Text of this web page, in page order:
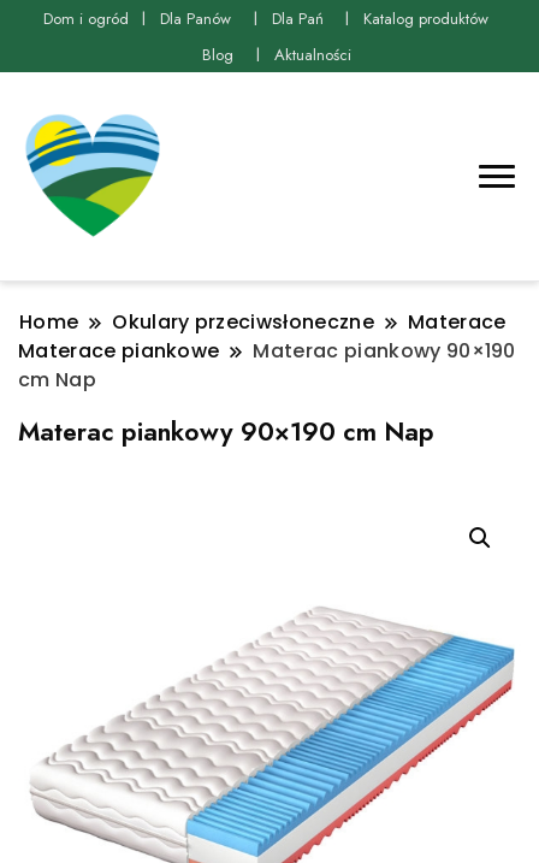
Dom i ogród Dla Panów Dla Pań
Katalog produktów
Blog
Aktualności
Home Okulary przeciwsłoneczne
Materace
Materace piankowe
Materac piankowy 90×190
cm Nap
Materac piankowy 90×190 cm Nap